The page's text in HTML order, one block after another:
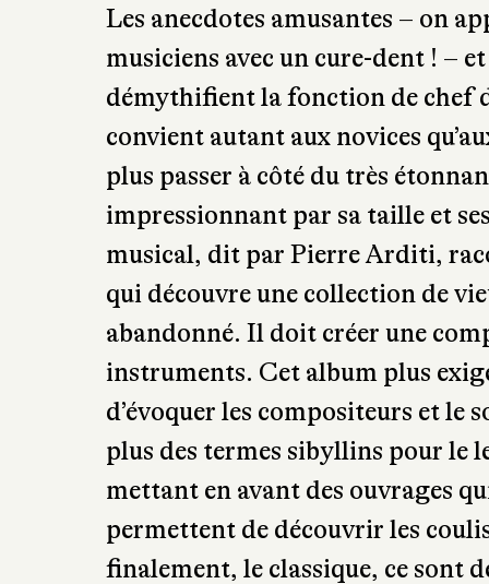
en passant par la hiérarchie
Les anecdotes amusantes – on
musiciens avec un cure-dent ! –
démythifient la fonction de chef
convient autant aux novices
plus passer à côté du très
impressionnant par sa taille et
musical, dit par Pierre Arditi,
qui découvre une collection de
abandonné. Il doit créer une
instruments. Cet album plus
d’évoquer les compositeurs et le
plus des termes sibyllins pour le
mettant en avant des ouvrages
permettent de découvrir les